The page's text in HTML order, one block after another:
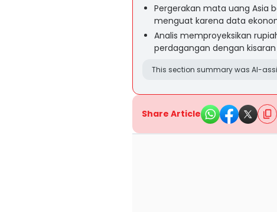
Pergerakan mata uang Asia
menguat karena data
Analis memproyeksikan
perdagangan dengan kisaran
This section summary was AI-
Share Article